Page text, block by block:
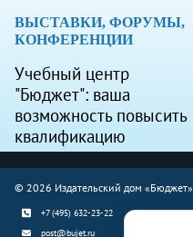
ВЫСТАВКИ, ФОРУМЫ,
КОНФЕРЕНЦИИ
Учебный центр
"Бюджет": ваша
возможность повысить
квалификацию
© 2026 Издательский дом «Бюджет»
+7 (495) 632-23-22
post@bujet.ru